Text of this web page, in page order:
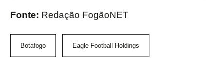
Fonte: Redação FogãoNET
Botafogo Eagle Football Holdings